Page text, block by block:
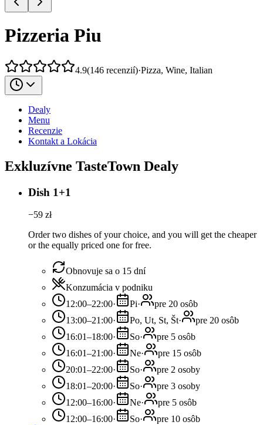
Pizzeria Piu
4.9(146 recenzií)·Pizza, Wine, Italian
Dealy
Menu
Recenzie
Kontakt a Lokácia
Exkluzívne TasteTown Dealy
Dish 1+1
−59 zł
Order two dishes of your choice, and you will get the cheaper
or the equally priced one for free.
Obnovuje sa o 15 dní
Konzumácia v podniku
12:00–22:00· Pi·
pre 20 osôb
13:00–21:00· Po, Ut, St, Št·
pre 20 osôb
16:01–18:00· So·
pre 5 osôb
16:01–21:00· Ne·
pre 15 osôb
20:01–22:00· So·
pre 2 osoby
18:01–20:00· So·
pre 3 osoby
12:00–16:00· Ne·
pre 5 osôb
12:00–16:00· So·
pre 10 osôb